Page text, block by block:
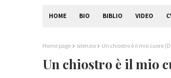
HOME BIO BIBLIO VIDEO
Home page silenzio Un chiostro è il mio cuore
Un chiostro è il mio